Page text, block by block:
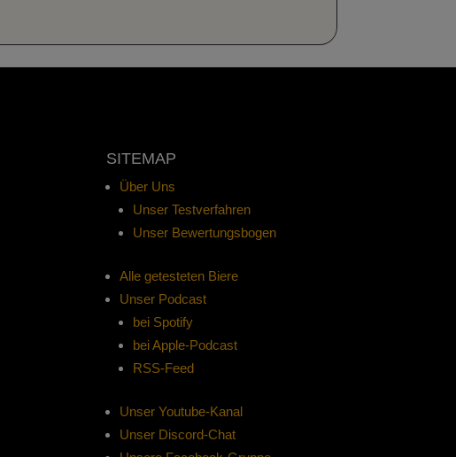
SITEMAP
Über Uns
Unser Testverfahren
Unser Bewertungsbogen
Alle getesteten Biere
Unser Podcast
bei Spotify
bei Apple-Podcast
RSS-Feed
Unser Youtube-Kanal
Unser Discord-Chat